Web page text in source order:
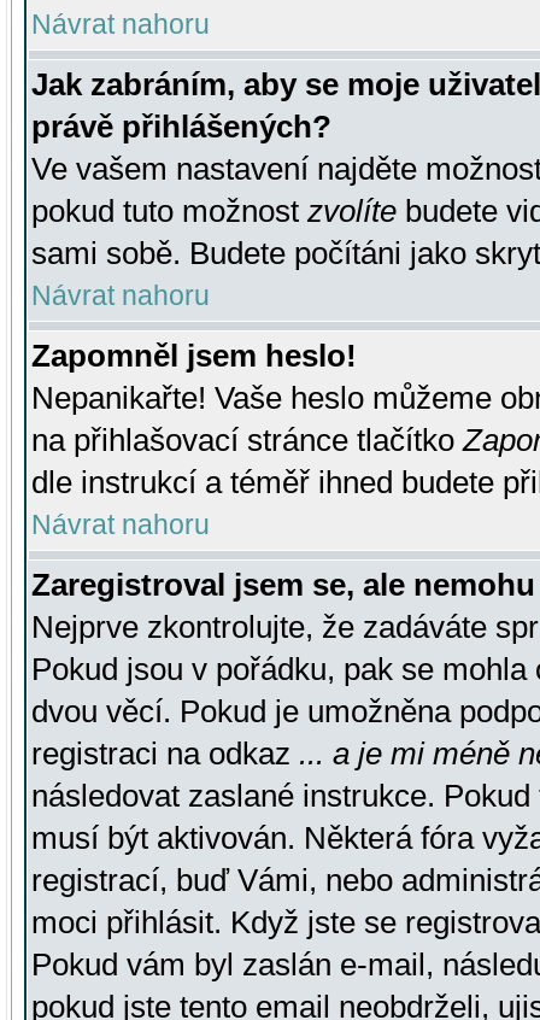
Návrat nahoru
Jak zabráním, aby se moje
právě přihlášených?
Ve vašem nastavení najděte
pokud tuto možnost zvolíte budete
sami sobě. Budete počítáni jako
Návrat nahoru
Zapomněl jsem heslo!
Nepanikařte! Vaše heslo můžeme
na přihlašovací stránce tlačítko
dle instrukcí a téměř ihned budete
Návrat nahoru
Zaregistroval jsem se, ale
Nejprve zkontrolujte, že zadáváte
Pokud jsou v pořádku, pak se
dvou věcí. Pokud je umožněna
registraci na odkaz ... a je mi méně
následovat zaslané instrukce.
musí být aktivován. Některá fóra
registrací, buď Vámi, nebo
moci přihlásit. Když jste se
Pokud vám byl zaslán e-mail,
pokud jste tento email neobdrželi,